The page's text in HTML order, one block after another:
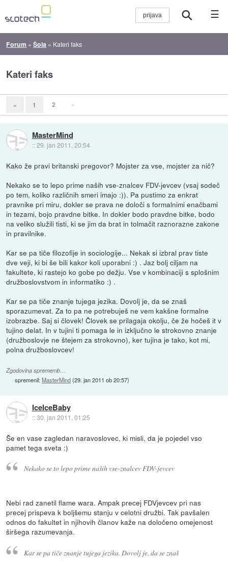
☰
Forum »Šola » Kateri faks
Kateri faks
« 1 2 »
MasterMind
::29. jan 2011, 20:54
Kako že pravi britanski pregovor? Mojster za vse, mojster za nič?
Nekako se to lepo prime naših vse-znalcev FDV-jevcev (vsaj sodeč
po tem, koliko različnih smeri imajo :)). Pa pustimo za enkrat
pravnike pri miru, dokler se prava ne določi s formalnimi enačbami
in tezami, bojo pravdne bitke. In dokler bodo pravdne bitke, bodo
na veliko služili tisti, ki se jim da brat in tolmačit raznorazne zakone
in pravilnike.
Kar se pa tiče filozofije in sociologije... Nekak si izbral prav tiste
dve veji, ki bi še bili kakor koli uporabni :) . Jaz bolj ciljam na
fakultete, ki rastejo ko gobe po dežju. Vse v kombinaciji s splošnim
družboslovstvom in informatiko :) .
Kar se pa tiče znanje tujega jezika. Dovolj je, da se znaš
sporazumevat. Za to pa ne potrebuješ ne vem kakšne formalne
izobrazbe. Saj si človek! Človek se prilagaja okolju, če že hočeš it v
tujino delat. In v tujini ti pomaga le in izključno le strokovno znanje
(družboslovje ne štejem za strokovno), ker tujina je tako, kot mi,
polna družboslovcev!
Zgodovina sprememb…
spremenil:MasterMind(29. jan 2011 ob 20:57)
IceIceBaby
::30. jan 2011, 01:25
Še en vase zagledan naravoslovec, ki misli, da je pojedel vso
pamet tega sveta :)
Nekako se to lepo prime naših vse-znalcev FDV-jevcev
Nebi rad zanetil flame wara. Ampak precej FDVjevcev pri nas
precej prispeva k boljšemu stanju v celotni družbi. Tak pavšalen
odnos do fakultet in njihovih članov kaže na določeno omejenost
širšega razumevanja.
Kar se pa tiče znanje tujega jezika. Dovolj je, da se znaš